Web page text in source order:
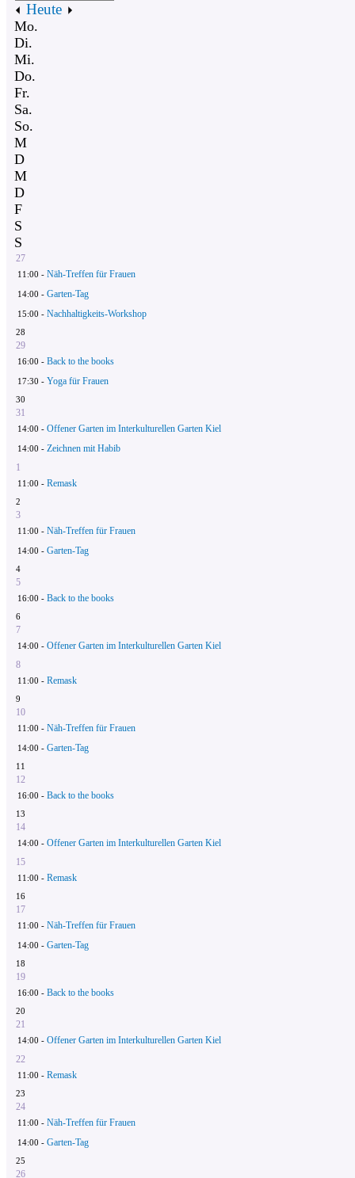
Heute
Mo.
Di.
Mi.
Do.
Fr.
Sa.
So.
M
D
M
D
F
S
S
27
11:00 - Näh-Treffen für Frauen
14:00 - Garten-Tag
15:00 - Nachhaltigkeits-Workshop
28
29
16:00 - Back to the books
17:30 - Yoga für Frauen
30
31
14:00 - Offener Garten im Interkulturellen Garten Kiel
14:00 - Zeichnen mit Habib
1
11:00 - Remask
2
3
11:00 - Näh-Treffen für Frauen
14:00 - Garten-Tag
4
5
16:00 - Back to the books
6
7
14:00 - Offener Garten im Interkulturellen Garten Kiel
8
11:00 - Remask
9
10
11:00 - Näh-Treffen für Frauen
14:00 - Garten-Tag
11
12
16:00 - Back to the books
13
14
14:00 - Offener Garten im Interkulturellen Garten Kiel
15
11:00 - Remask
16
17
11:00 - Näh-Treffen für Frauen
14:00 - Garten-Tag
18
19
16:00 - Back to the books
20
21
14:00 - Offener Garten im Interkulturellen Garten Kiel
22
11:00 - Remask
23
24
11:00 - Näh-Treffen für Frauen
14:00 - Garten-Tag
25
26